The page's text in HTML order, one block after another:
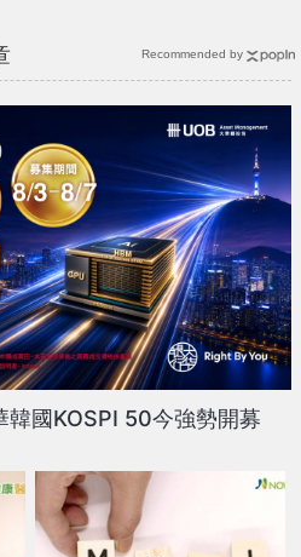
國KOSPI 50今強勢開募
Recommended by